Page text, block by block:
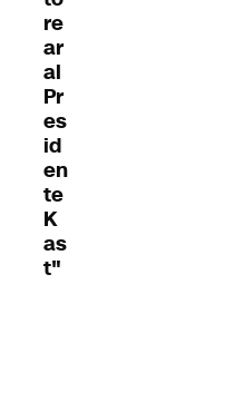
re
ar
al
Pr
es
id
en
te
K
as
t"